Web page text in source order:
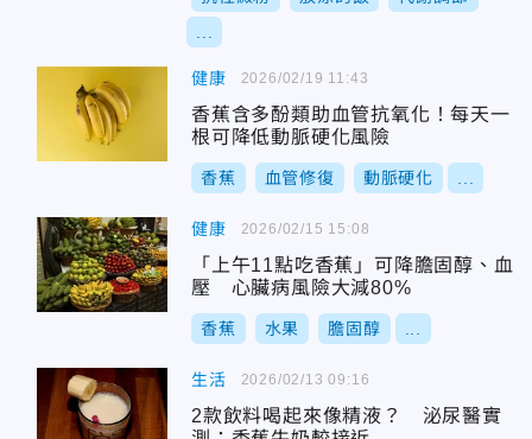
健康
香蕉含多酚類助血管抗氧化！每天一
根可降低動脈硬化風險
香蕉 血管修復 動脈硬化
2026/02/19 11:43
健康
「上午11點吃香蕉」可降膽固醇、血
壓 心臟病風險大減80%
香蕉 水果 膽固醇
2026/02/15 15:08
生活
2款飲料喝起來像精液？ 泌尿醫實
2026/02/13 09:16